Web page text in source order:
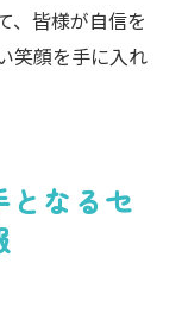
、皆様が自信を
笑顔を手に入れ
となるセ